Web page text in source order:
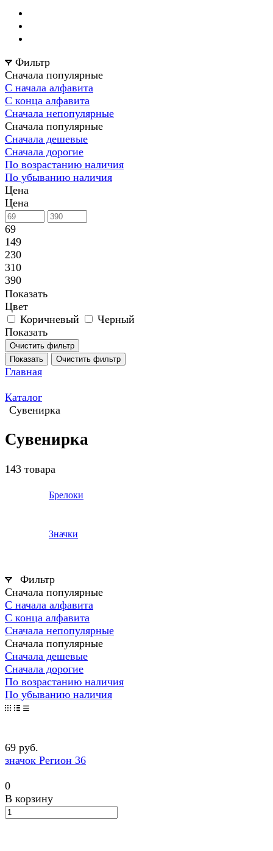
Фильтр
Сначала популярные
С начала алфавита
С конца алфавита
Сначала непопулярные
Сначала популярные
Сначала дешевые
Сначала дорогие
По возрастанию наличия
По убыванию наличия
Цена
Цена
69
149
230
310
390
Показать
Цвет
Коричневый
Черный
Показать
Очистить фильтр
Показать
Очистить фильтр
Главная
Каталог
Сувенирка
Сувенирка
143 товара
Брелоки
Значки
Фильтр
Сначала популярные
С начала алфавита
С конца алфавита
Сначала непопулярные
Сначала популярные
Сначала дешевые
Сначала дорогие
По возрастанию наличия
По убыванию наличия
69 руб.
значок Регион 36
0
В корзину